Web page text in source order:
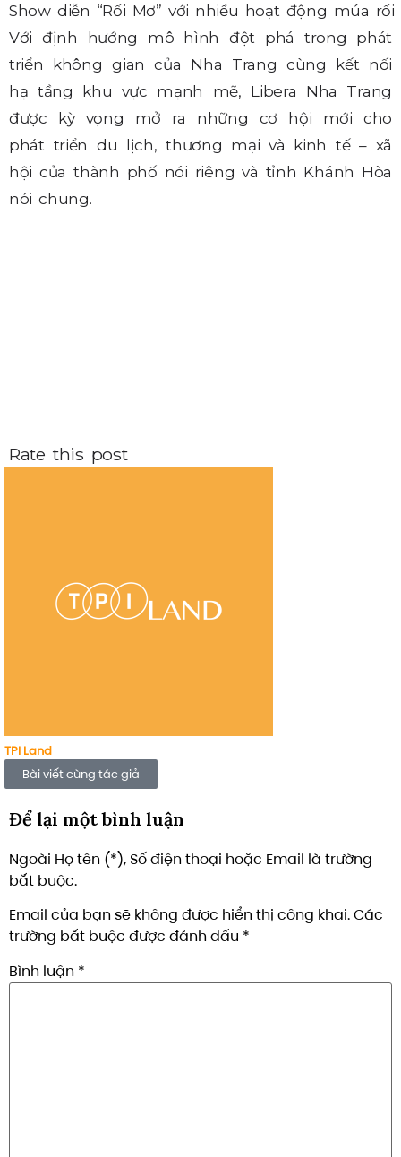
Show diễn “Rối Mơ” với nhiều hoạt động múa
Với định hướng mô hình đột phá trong phát
triển không gian của Nha Trang cùng kết nối
hạ tầng khu vực mạnh mẽ, Libera Nha Trang
được kỳ vọng mở ra những cơ hội mới cho
phát triển du lịch, thương mại và kinh tế – xã
hội của thành phố nói riêng và tỉnh Khánh Hòa
nói chung.
Rate this post
TPI Land
Bài viết cùng tác giả
Để lại một bình luận
Ngoài Họ tên (*), Số điện thoại hoặc Email là trường
bắt buộc.
Email của bạn sẽ không được hiển thị công khai.Các
trường bắt buộc được đánh dấu *
Bình luận *